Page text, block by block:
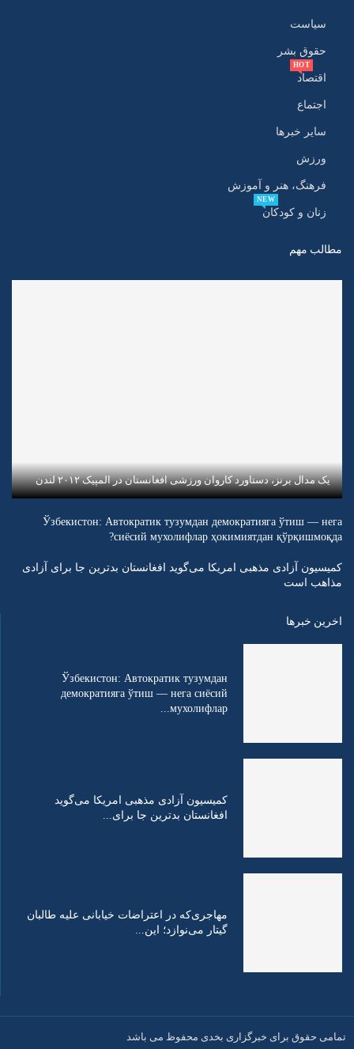
سیاست
حقوق بشر
اقتصاد
HOT
اجتماع
سایر خبرها
ورزش
فرهنگ، هنر و آموزش
زنان و کودکان
NEW
مطالب مهم
یک مدال برنز، دستاورد کاروان ورزشی افغانستان در المپیک ۲۰۱۲ لندن
Ўзбекистон: Автократик тузумдан демократияга ўтиш — нега
сиёсий мухолифлар ҳокимиятдан қўрқишмоқда?
کمیسیون آزادی مذهبی امریکا می‌گوید افغانستان بدترین جا برای آزادی
مذاهب است
اخرین خبرها
Ўзбекистон: Автократик тузумдан
демократияга ўтиш — нега сиёсий
мухолифлар...
کمیسیون آزادی مذهبی امریکا می‌گوید
افغانستان بدترین جا برای...
مهاجری‌که در اعتراضات خیابانی علیه طالبان
گیتار می‌نوازد؛ این...
تمامی حقوق برای خبرگزاری بخدی محفوظ می باشد